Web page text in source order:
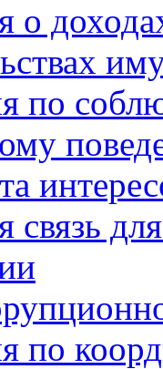
о
по
связь
по